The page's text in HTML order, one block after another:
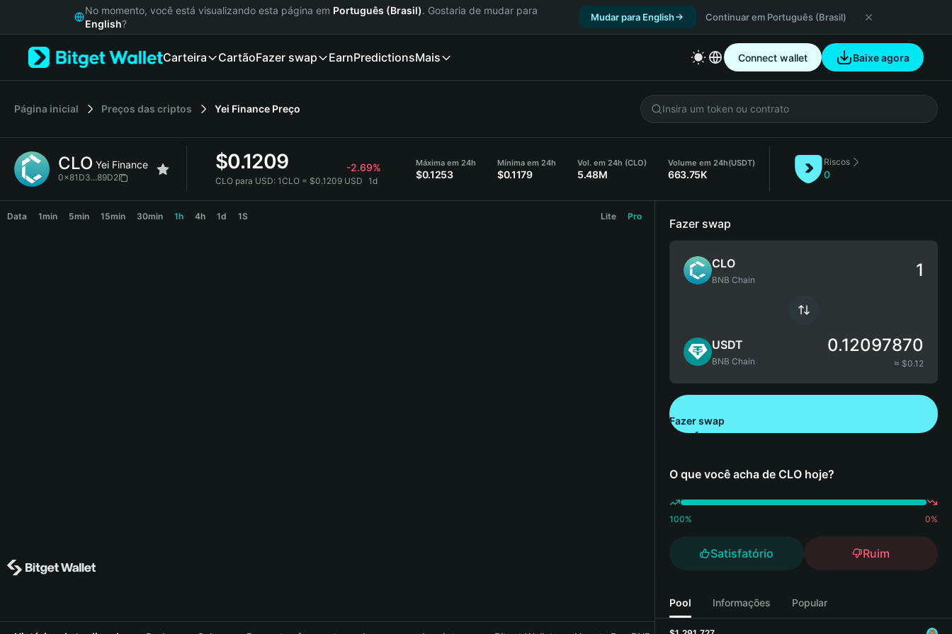
Русский
Italiano
简体中文
繁體中文
Bahasa Indonesia
No momento, você está visualizando esta página em Português (Brasil). Gostaria de mudar para
English?
Mudar para English Continuar em Português (Brasil)
Carteira CartãoFazer swap EarnPredictionsMais Connect wallet Baixe agora
Página inicial Preços das criptos Yei Finance Preço
CLO Yei Finance
0x81D3...89D2
$0.1209 -2.69%
CLO para USD: 1CLO = $0.1209 USD 1d
Máxima em 24h
$0.1253
Mínima em 24h
$0.1179
Vol. em 24h (CLO)
5.48M
Volume em 24h(USDT)
663.75K
Riscos
0
Data 1min 5min 15min 30min 1h 4h 1d 1S Lite Pro
Fazer swap
CLO
BNB Chain
USDT
BNB Chain
0.12097870
≈ $0.12
Fazer swap
O que você acha de CLO hoje?
100% 0%
Satisfatório Ruim
Pool Informações Popular